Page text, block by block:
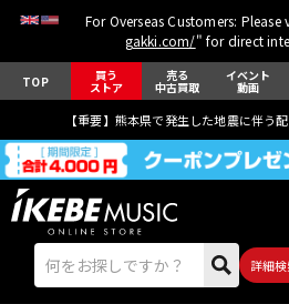
For Overseas Customers: Please
gakki.com/" for direct
TOP 買う
ストア
売る
中古買取
イベント
動画
【重要】熊本県で発生した地震に伴う
詳細